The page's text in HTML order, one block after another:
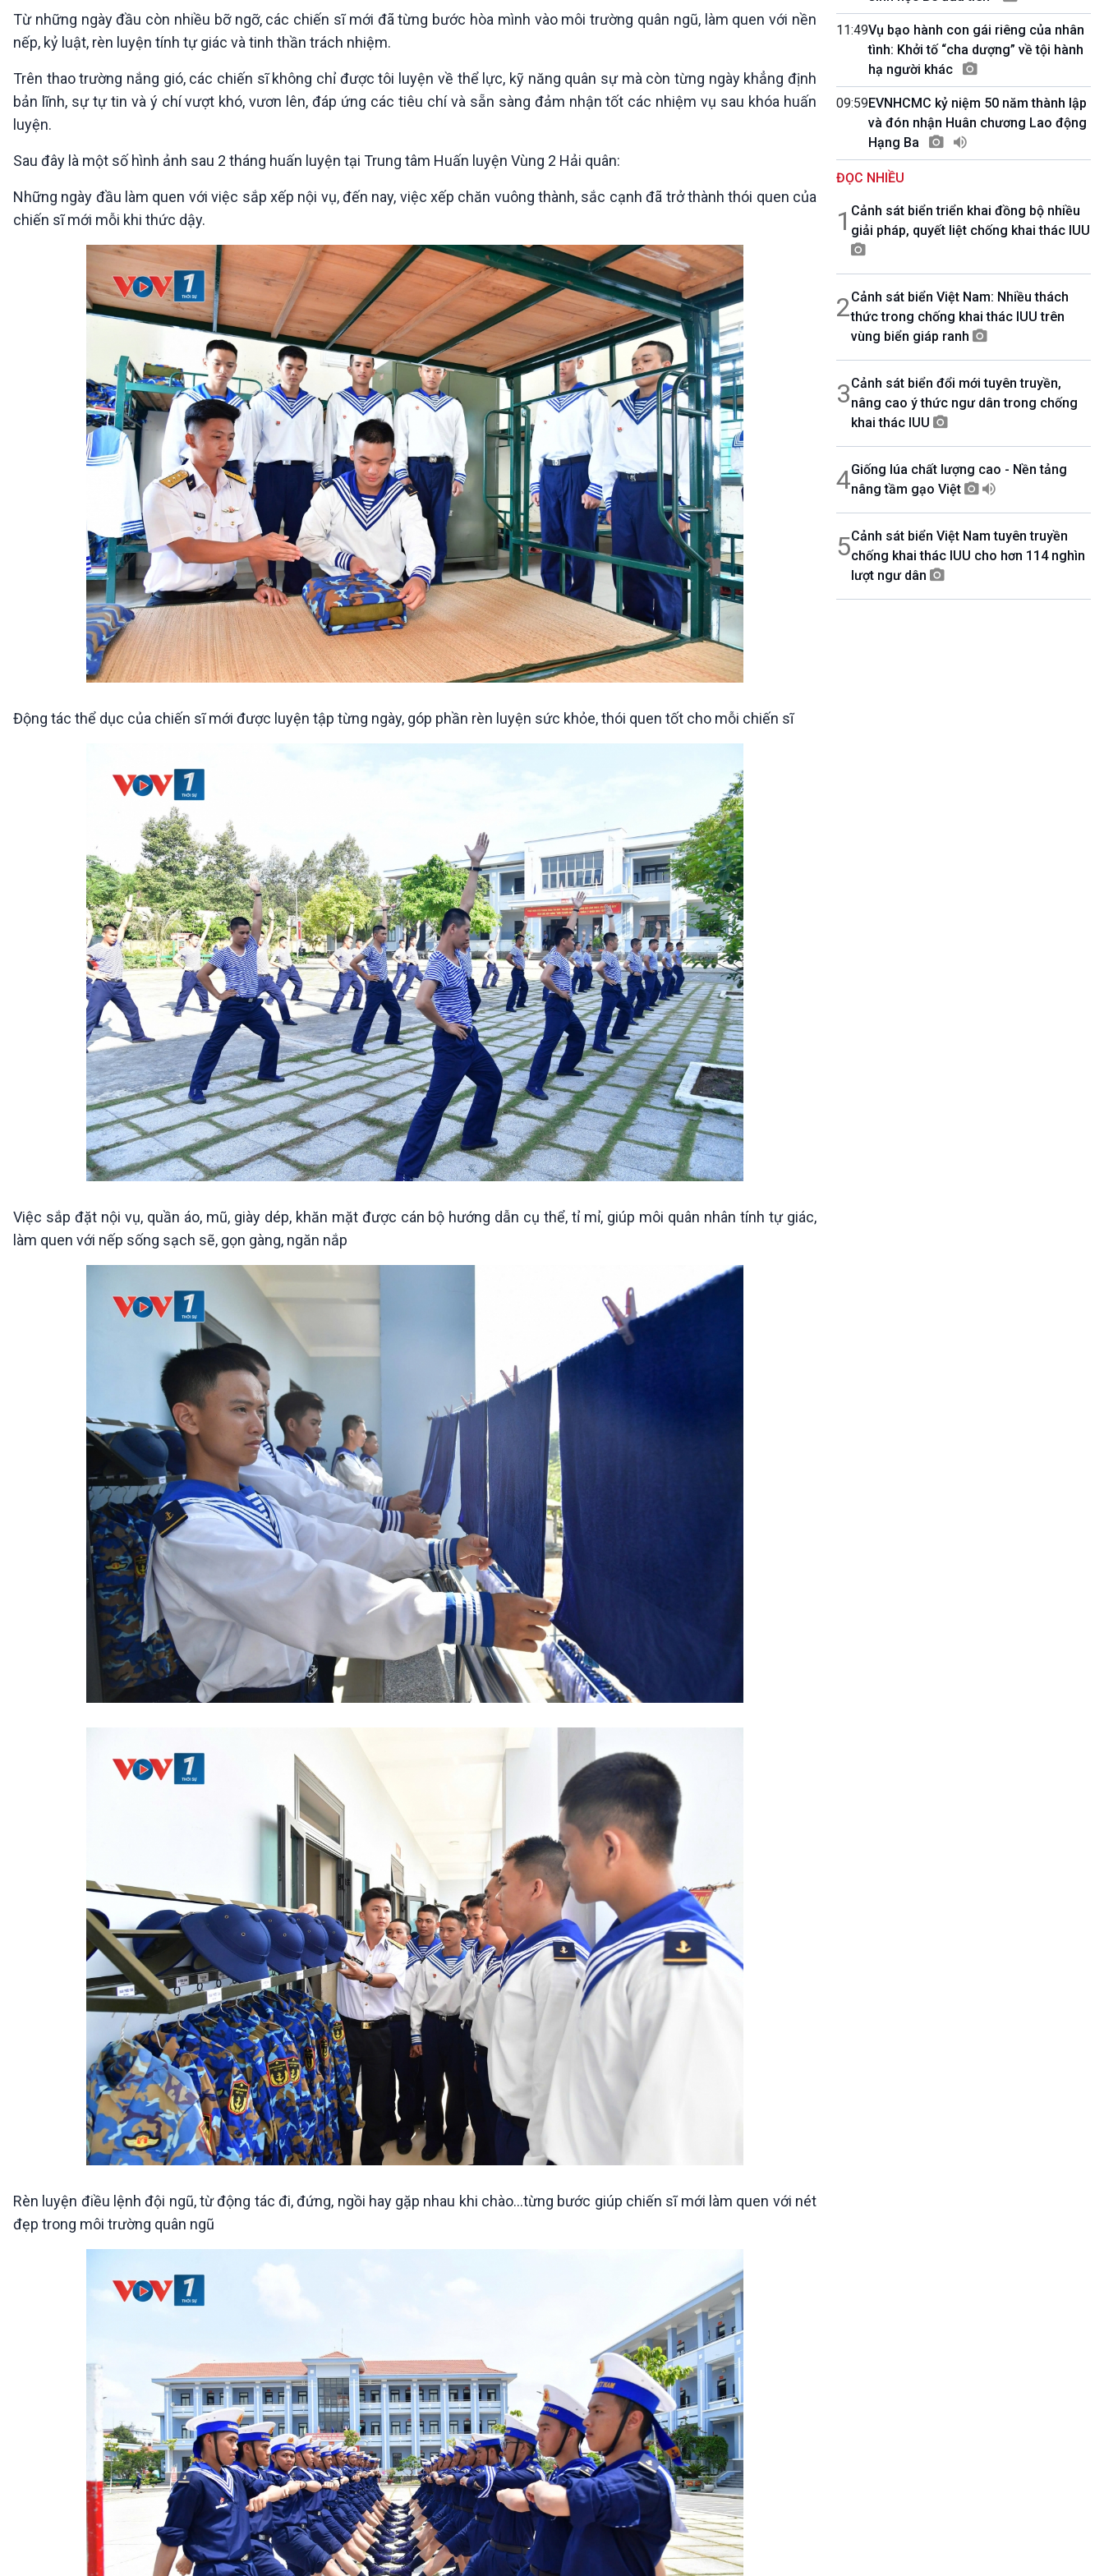
Chuyển đổi Xanh
Tài nguyên và Môi trường
Xã hội chuyển động
Bước chân đến trường
Sống chung với biến đổi
khí hậu
Câu chuyện Thể thao
Infographic
Câu chuyện thời sự
Dòng chảy sự kiện
Đối thoại
Diễn đàn chủ nhật
Chuyện đêm
VOV1 đặc biệt
Thanh âm ký sự
Các chương trình đặc biệt
Từ những ngày đầu còn nhiều bỡ ngỡ, các chiến sĩ mới đã từng bước hòa mình vào môi trường quân ngũ, làm quen với nền
nếp, kỷ luật, rèn luyện tính tự giác và tinh thần trách nhiệm.
Trên thao trường nắng gió, các chiến sĩ không chỉ được tôi luyện về thể lực, kỹ năng quân sự mà còn từng ngày khẳng định
bản lĩnh, sự tự tin và ý chí vượt khó, vươn lên, đáp ứng các tiêu chí và sẵn sàng đảm nhận tốt các nhiệm vụ sau khóa huấn
luyện.
Sau đây là một số hình ảnh sau 2 tháng huấn luyện tại Trung tâm Huấn luyện Vùng 2 Hải quân:
Những ngày đầu làm quen với việc sắp xếp nội vụ, đến nay, việc xếp chăn vuông thành, sắc cạnh đã trở thành thói quen của
chiến sĩ mới mỗi khi thức dậy.
Động tác thể dục của chiến sĩ mới được luyện tập từng ngày, góp phần rèn luyện sức khỏe, thói quen tốt cho mỗi chiến sĩ
Việc sắp đặt nội vụ, quần áo, mũ, giày dép, khăn mặt được cán bộ hướng dẫn cụ thể, tỉ mỉ, giúp môi quân nhân tính tự giác,
làm quen với nếp sống sạch sẽ, gọn gàng, ngăn nắp
Rèn luyện điều lệnh đội ngũ, từ động tác đi, đứng, ngồi hay gặp nhau khi chào...từng bước giúp chiến sĩ mới làm quen với nét
đẹp trong môi trường quân ngũ
11:49Vụ bạo hành con gái riêng của nhân
tình: Khởi tố “cha dượng” về tội hành
hạ người khác
09:59EVNHCMC kỷ niệm 50 năm thành lập
và đón nhận Huân chương Lao động
Hạng Ba
ĐỌC NHIỀU
1 Cảnh sát biển triển khai đồng bộ nhiều
giải pháp, quyết liệt chống khai thác IUU
2Cảnh sát biển Việt Nam: Nhiều thách
thức trong chống khai thác IUU trên
vùng biển giáp ranh
3Cảnh sát biển đổi mới tuyên truyền,
nâng cao ý thức ngư dân trong chống
khai thác IUU
4Giống lúa chất lượng cao - Nền tảng
nâng tầm gạo Việt
5Cảnh sát biển Việt Nam tuyên truyền
chống khai thác IUU cho hơn 114 nghìn
lượt ngư dân